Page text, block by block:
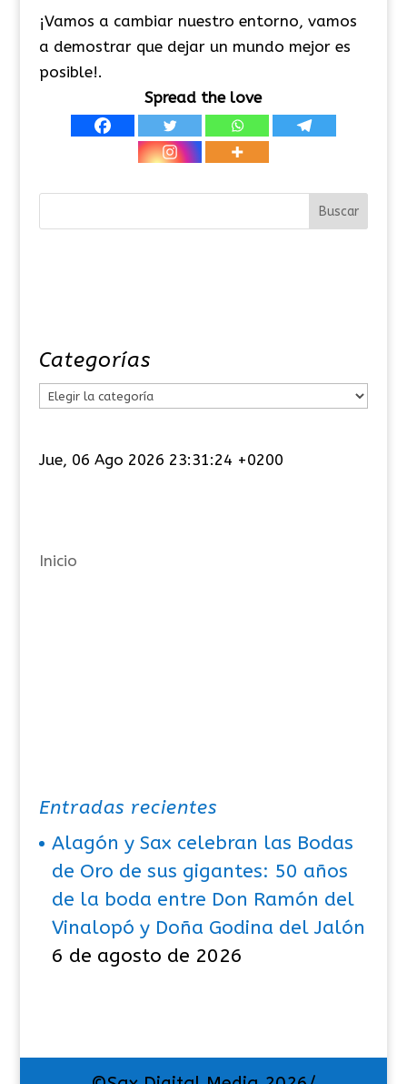
¡Vamos a cambiar nuestro entorno, vamos
a demostrar que dejar un mundo mejor es
posible!.
Spread the love
Categorías
e
í
Jue, 06 Ago 2026 23:31:24 +0200
Inicio
Entradas recientes
Alagón y Sax celebran las Bodas
de Oro de sus gigantes: 50 años
de la boda entre Don Ramón del
Vinalopó y Doña Godina del Jalón
6 de agosto de 2026